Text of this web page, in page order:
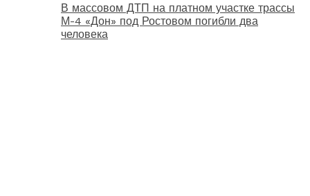
В массовом ДТП на платном участке трассы
М-4 «Дон» под Ростовом погибли два
человека